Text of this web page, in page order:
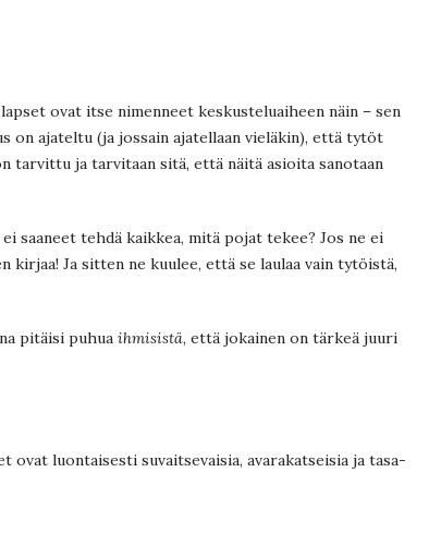
ovat itse nimenneet keskusteluaiheen näin – sen
on ajateltu (ja jossain ajatellaan vieläkin), että tytöt
tarvittu ja tarvitaan sitä, että näitä asioita sanotaan
saaneet tehdä kaikkea, mitä pojat tekee? Jos ne ei
Ja sitten ne kuulee, että se laulaa vain tytöistä,
pitäisi puhua ihmisistä, että jokainen on tärkeä juuri
ovat luontaisesti suvaitsevaisia, avarakatseisia ja tasa-